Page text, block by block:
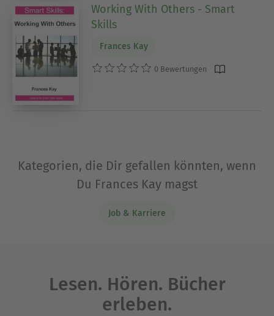
Working With Others - Smart
Skills
Frances Kay
0 Bewertungen
Kategorien, die Dir gefallen könnten, wenn
Du Frances Kay magst
Job & Karriere
Lesen. Hören. Bücher
erleben.